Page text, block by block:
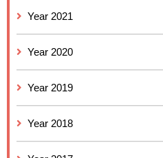
Year 2021
Year 2020
Year 2019
Year 2018